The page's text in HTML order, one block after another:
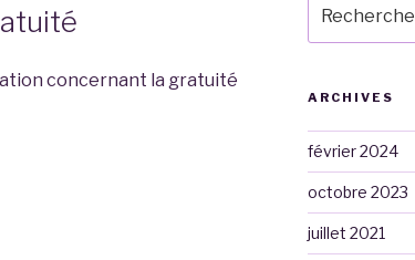
concernant la gratuité
pour
:
ARCHIVES
février 2024
octobre 2023
juillet 2021